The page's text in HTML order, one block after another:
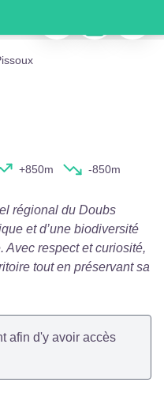
l'image en plein écran
+850m
-850m
régional du Doubs
et d’une biodiversité
respect et curiosité,
tout en préservant sa
afin d'y avoir accès